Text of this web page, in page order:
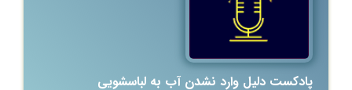
پادکست دلیل وارد نشدن آب به لباسشویی